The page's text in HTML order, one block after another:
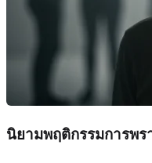
นิยามพฤติกรรมการพ